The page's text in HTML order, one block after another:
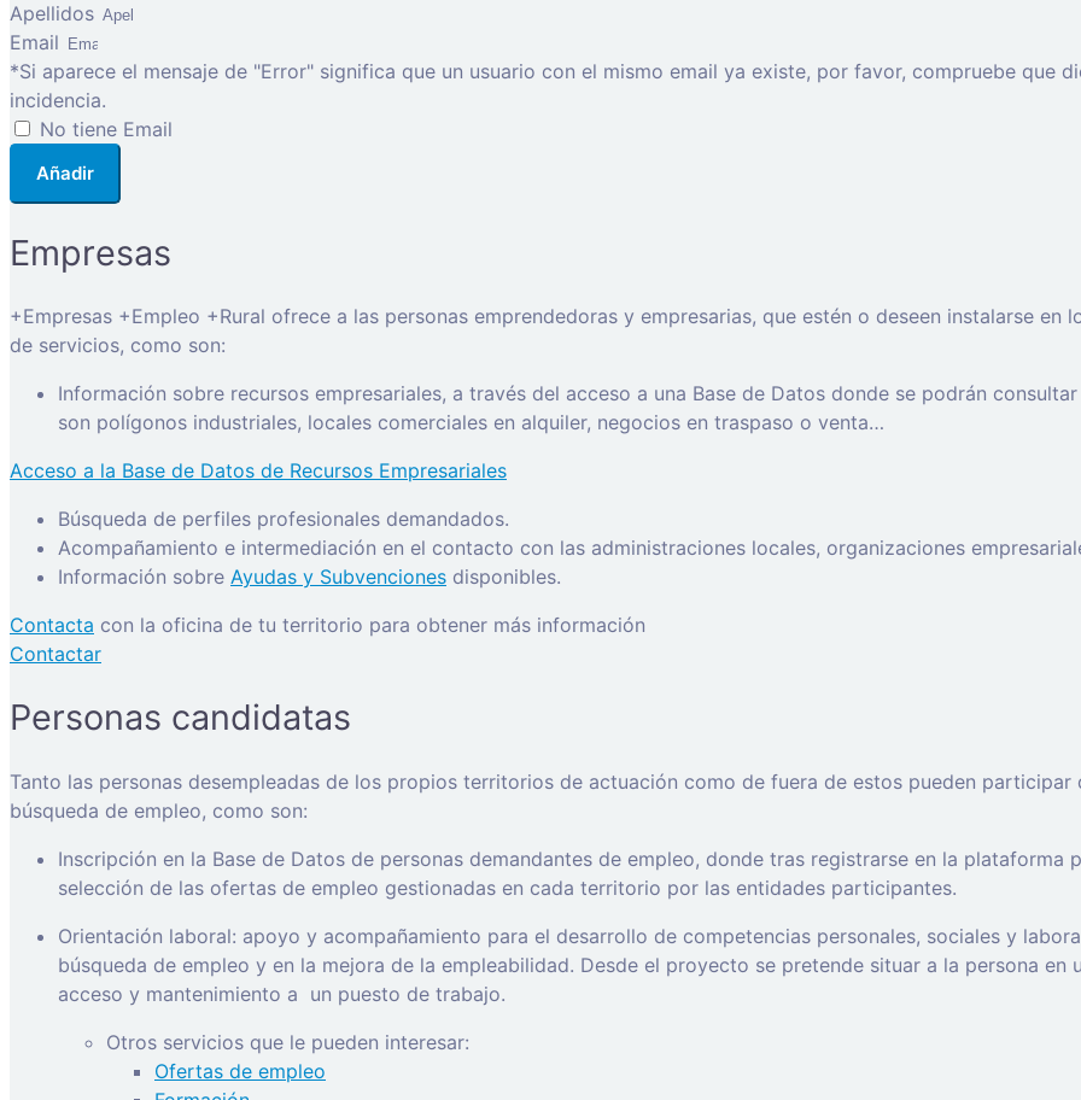
Apellidos
Email
*Si aparece el mensaje de "Error" significa que un usuario con el mismo email ya existe, por favor, compruebe que
incidencia.
No tiene Email
Añadir
Empresas
+Empresas +Empleo +Rural ofrece a las personas emprendedoras y empresarias, que estén o deseen instalarse
de servicios, como son:
Información sobre recursos empresariales, a través del acceso a una Base de Datos donde se podrán
son polígonos industriales, locales comerciales en alquiler, negocios en traspaso o venta…
Acceso a la Base de Datos de Recursos Empresariales
Búsqueda de perfiles profesionales demandados.
Acompañamiento e intermediación en el contacto con las administraciones locales, organizaciones
Información sobre Ayudas y Subvenciones disponibles.
Contacta con la oficina de tu territorio para obtener más información
Contactar
Personas candidatas
Tanto las personas desempleadas de los propios territorios de actuación como de fuera de estos pueden
búsqueda de empleo, como son:
Inscripción en la Base de Datos de personas demandantes de empleo, donde tras registrarse en la
selección de las ofertas de empleo gestionadas en cada territorio por las entidades participantes.
Orientación laboral: apoyo y acompañamiento para el desarrollo de competencias personales, sociales y
búsqueda de empleo y en la mejora de la empleabilidad. Desde el proyecto se pretende situar a la persona
acceso y mantenimiento a un puesto de trabajo.
Otros servicios que le pueden interesar:
Ofertas de empleo